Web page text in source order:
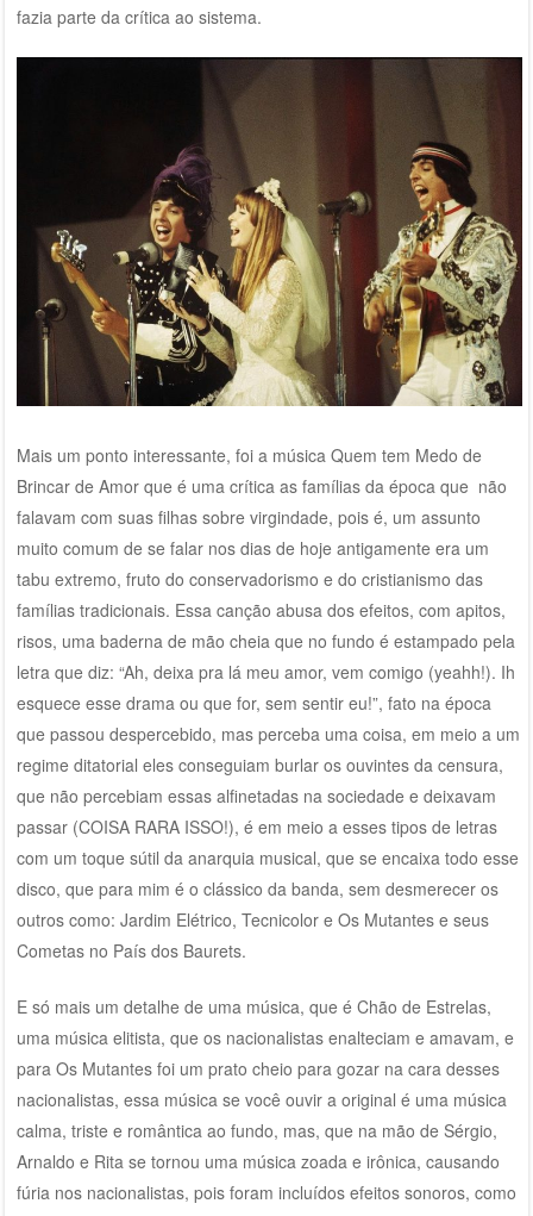
fazia parte da crítica ao sistema.
Mais um ponto interessante, foi a música Quem tem Medo de
Brincar de Amor que é uma crítica as famílias da época que não
falavam com suas filhas sobre virgindade, pois é, um assunto
muito comum de se falar nos dias de hoje antigamente era um
tabu extremo, fruto do conservadorismo e do cristianismo das
famílias tradicionais. Essa canção abusa dos efeitos, com apitos,
risos, uma baderna de mão cheia que no fundo é estampado pela
letra que diz: “Ah, deixa pra lá meu amor, vem comigo (yeahh!). Ih
esquece esse drama ou que for, sem sentir eu!”, fato na época
que passou despercebido, mas perceba uma coisa, em meio a um
regime ditatorial eles conseguiam burlar os ouvintes da censura,
que não percebiam essas alfinetadas na sociedade e deixavam
passar (COISA RARA ISSO!), é em meio a esses tipos de letras
com um toque sútil da anarquia musical, que se encaixa todo esse
disco, que para mim é o clássico da banda, sem desmerecer os
outros como: Jardim Elétrico, Tecnicolor e Os Mutantes e seus
Cometas no País dos Baurets.
E só mais um detalhe de uma música, que é Chão de Estrelas,
uma música elitista, que os nacionalistas enalteciam e amavam, e
para Os Mutantes foi um prato cheio para gozar na cara desses
nacionalistas, essa música se você ouvir a original é uma música
calma, triste e romântica ao fundo, mas, que na mão de Sérgio,
Arnaldo e Rita se tornou uma música zoada e irônica, causando
fúria nos nacionalistas, pois foram incluídos efeitos sonoros, como